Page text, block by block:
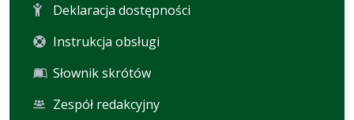
Deklaracja dostępności
Instrukcja obsługi
Słownik skrótów
Zespół redakcyjny